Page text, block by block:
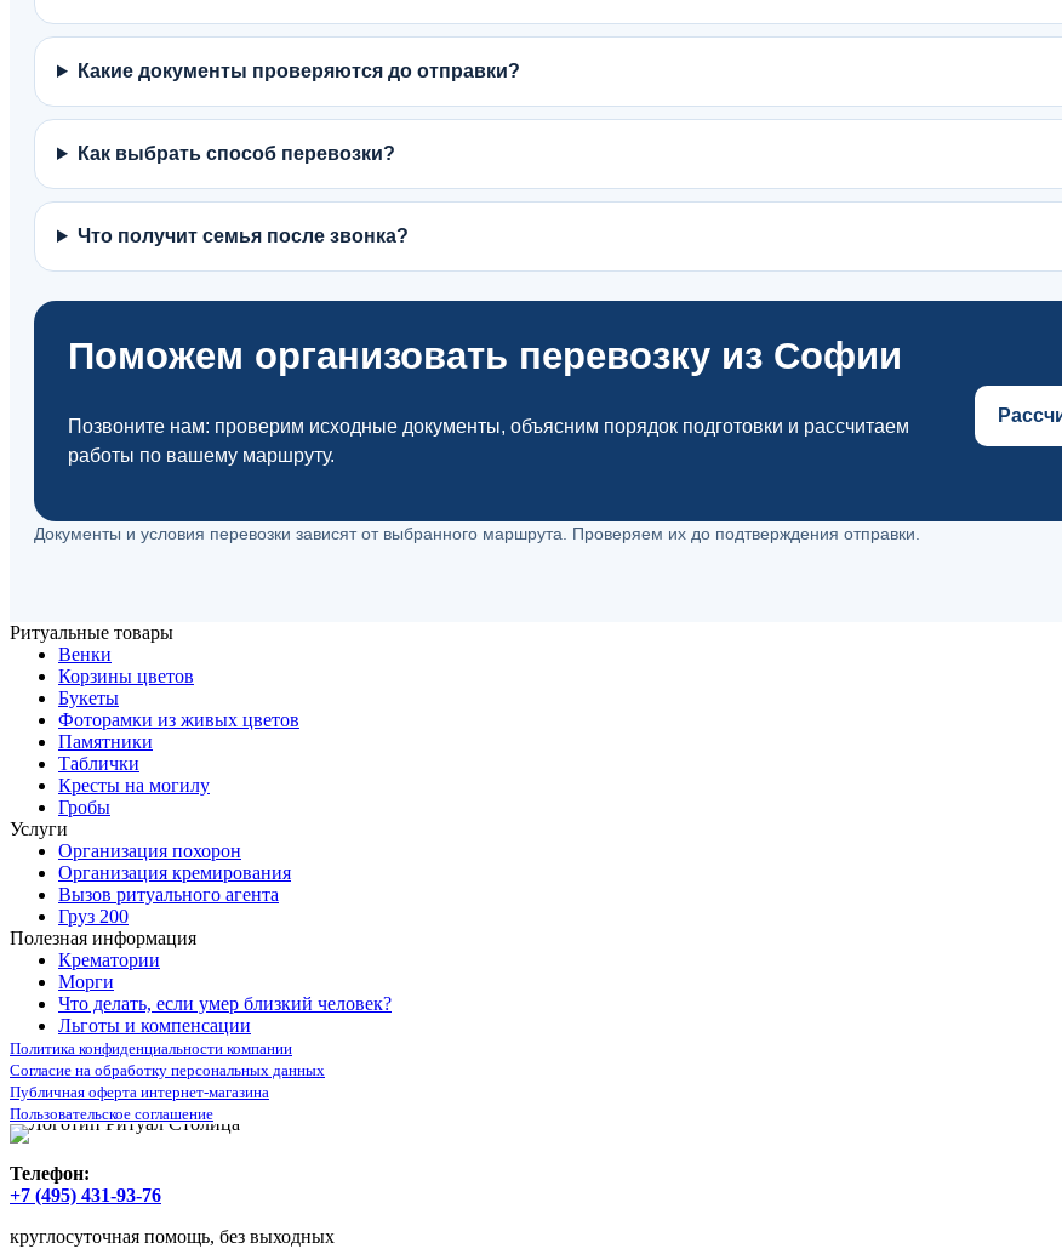
Какие документы проверяются до отправки?
Как выбрать способ перевозки?
Что получит семья после звонка?
Поможем организовать перевозку из Софии
Позвоните нам: проверим исходные документы, объясним порядок подготовки и рассчитаем
работы по вашему маршруту.
Документы и условия перевозки зависят от выбранного маршрута. Проверяем их до подтверждения отправки.
Ритуальные товары
Венки
Корзины цветов
Букеты
Фоторамки из живых цветов
Памятники
Таблички
Кресты на могилу
Гробы
Услуги
Организация похорон
Организация кремирования
Вызов ритуального агента
Груз 200
Полезная информация
Крематории
Морги
Что делать, если умер близкий человек?
Льготы и компенсации
Политика конфиденциальности компании
Согласие на обработку персональных данных
Публичная оферта интернет-магазина
Пользовательское соглашение
Телефон:
+7 (495) 431-93-76
круглосуточная помощь, без выходных